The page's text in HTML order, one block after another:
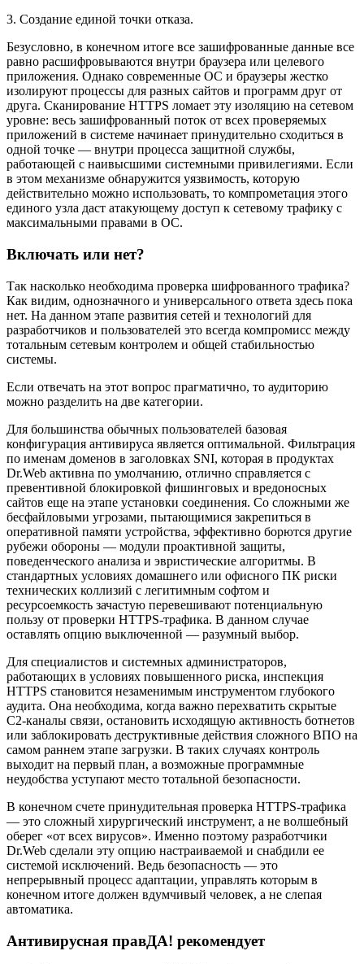
3. Создание единой точки отказа.
Безусловно, в конечном итоге все зашифрованные данные все
равно расшифровываются внутри браузера или целевого
приложения. Однако современные ОС и браузеры жестко
изолируют процессы для разных сайтов и программ друг от
друга. Сканирование HTTPS ломает эту изоляцию на сетевом
уровне: весь зашифрованный поток от всех проверяемых
приложений в системе начинает принудительно сходиться в
одной точке — внутри процесса защитной службы,
работающей с наивысшими системными привилегиями. Если
в этом механизме обнаружится уязвимость, которую
действительно можно использовать, то компрометация этого
единого узла даст атакующему доступ к сетевому трафику с
максимальными правами в ОС.
Включать или нет?
Так насколько необходима проверка шифрованного трафика?
Как видим, однозначного и универсального ответа здесь пока
нет. На данном этапе развития сетей и технологий для
разработчиков и пользователей это всегда компромисс между
тотальным сетевым контролем и общей стабильностью
системы.
Если отвечать на этот вопрос прагматично, то аудиторию
можно разделить на две категории.
Для большинства обычных пользователей базовая
конфигурация антивируса является оптимальной. Фильтрация
по именам доменов в заголовках SNI, которая в продуктах
Dr.Web активна по умолчанию, отлично справляется с
превентивной блокировкой фишинговых и вредоносных
сайтов еще на этапе установки соединения. Со сложными же
бесфайловыми угрозами, пытающимися закрепиться в
оперативной памяти устройства, эффективно борются другие
рубежи обороны — модули проактивной защиты,
поведенческого анализа и эвристические алгоритмы. В
стандартных условиях домашнего или офисного ПК риски
технических коллизий с легитимным софтом и
ресурсоемкость зачастую перевешивают потенциальную
пользу от проверки HTTPS-трафика. В данном случае
оставлять опцию выключенной — разумный выбор.
Для специалистов и системных администраторов,
работающих в условиях повышенного риска, инспекция
HTTPS становится незаменимым инструментом глубокого
аудита. Она необходима, когда важно перехватить скрытые
C2-каналы связи, остановить исходящую активность ботнетов
или заблокировать деструктивные действия сложного ВПО на
самом раннем этапе загрузки. В таких случаях контроль
выходит на первый план, а возможные программные
неудобства уступают место тотальной безопасности.
В конечном счете принудительная проверка HTTPS-трафика
— это сложный хирургический инструмент, а не волшебный
оберег «от всех вирусов». Именно поэтому разработчики
Dr.Web сделали эту опцию настраиваемой и снабдили ее
системой исключений. Ведь безопасность — это
непрерывный процесс адаптации, управлять которым в
конечном итоге должен вдумчивый человек, а не слепая
автоматика.
Антивирусная правДА! рекомендует